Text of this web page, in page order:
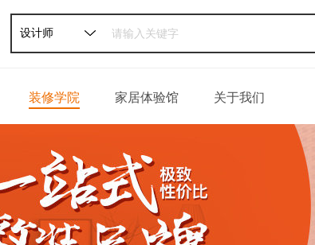
设计师
装修学院
软装攻略
轻松一刻
家居体验馆 关于我们